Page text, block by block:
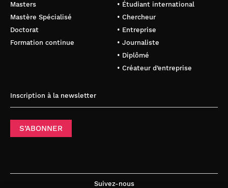
Masters
Mastère Spécialisé
Doctorat
Formation continue
• Étudiant international
• Chercheur
• Entreprise
• Journaliste
• Diplômé
• Créateur d’entreprise
Inscription à la newsletter
S’ABONNER
Suivez-nous